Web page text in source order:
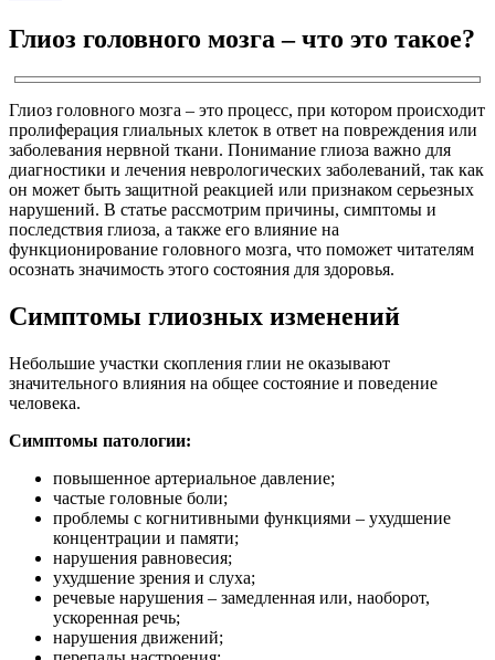
Глиоз головного мозга – что это такое?
Глиоз головного мозга – это процесс, при котором происходит
пролиферация глиальных клеток в ответ на повреждения или
заболевания нервной ткани. Понимание глиоза важно для
диагностики и лечения неврологических заболеваний, так как
он может быть защитной реакцией или признаком серьезных
нарушений. В статье рассмотрим причины, симптомы и
последствия глиоза, а также его влияние на
функционирование головного мозга, что поможет читателям
осознать значимость этого состояния для здоровья.
Симптомы глиозных изменений
Небольшие участки скопления глии не оказывают
значительного влияния на общее состояние и поведение
человека.
Симптомы патологии:
повышенное артериальное давление;
частые головные боли;
проблемы с когнитивными функциями – ухудшение
концентрации и памяти;
нарушения равновесия;
ухудшение зрения и слуха;
речевые нарушения – замедленная или, наоборот,
ускоренная речь;
нарушения движений;